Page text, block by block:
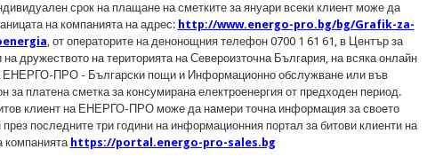
срок на плащане на сметките за януари всеки клиент може да
на компанията на адрес: http://www.energo-pro.bg/bg/Grafik-za-
, от операторите на денонощния телефон 0700 1 61 61, в Център за
дружеството на територията на Североизточна България, на всяка онлайн
ЕНЕРГО-ПРО - Български пощи и Информационно обслужване или във
за платена сметка за консумирана електроенергия от предходен период.
клиент на ЕНЕРГО-ПРО може да намери точна информация за своето
последните три години на информационния портал за битови клиенти на
компанията https://portal.energo-pro-sales.bg